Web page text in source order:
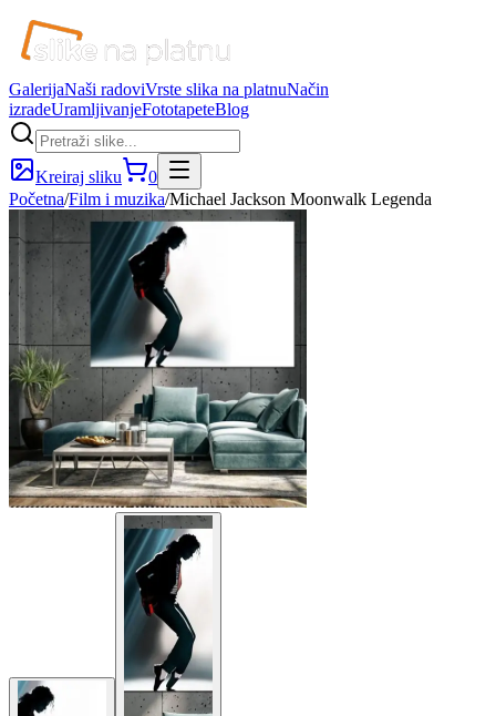
GalerijaNaši radoviVrste slika na platnuNačin
izradeUramljivanjeFototapeteBlog
Kreiraj sliku
0
Početna/Film i muzika/Michael Jackson Moonwalk Legenda